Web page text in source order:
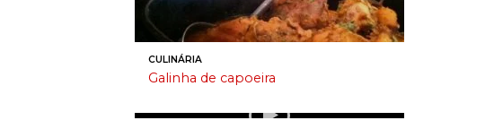
CULINÁRIA
Galinha de capoeira